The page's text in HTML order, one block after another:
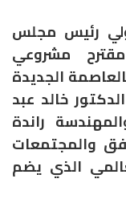
رئيس مجلس
مقترح مشروعي
الجديدة
خالد عبد
راندة
والمجتمعات
الذي يضم